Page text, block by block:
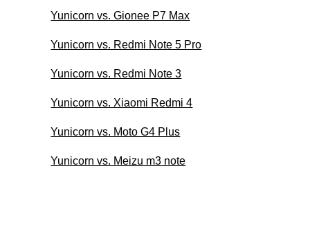
Yunicorn vs. Gionee P7 Max
Yunicorn vs. Redmi Note 5 Pro
Yunicorn vs. Redmi Note 3
Yunicorn vs. Xiaomi Redmi 4
Yunicorn vs. Moto G4 Plus
Yunicorn vs. Meizu m3 note